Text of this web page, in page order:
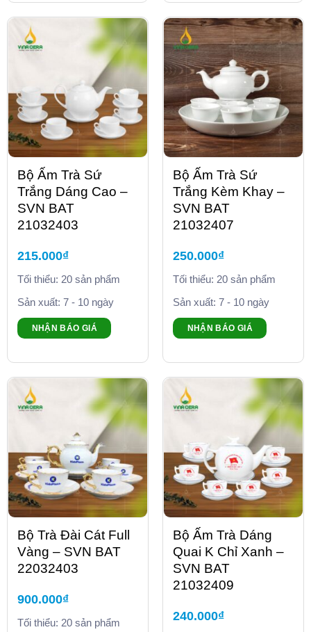
Bộ Ấm Trà Sứ
Trắng Dáng Cao –
SVN BAT
21032403
215.000₫
Tối thiểu: 20 sản phẩm
Sản xuất: 7 - 10 ngày
NHẬN BÁO GIÁ
Bộ Ấm Trà Sứ
Trắng Kèm Khay –
SVN BAT
21032407
250.000₫
Tối thiểu: 20 sản phẩm
Sản xuất: 7 - 10 ngày
NHẬN BÁO GIÁ
Bộ Trà Đài Cát Full
Vàng – SVN BAT
22032403
900.000₫
Tối thiểu: 20 sản phẩm
Bộ Ấm Trà Dáng
Quai K Chỉ Xanh –
SVN BAT
21032409
240.000₫